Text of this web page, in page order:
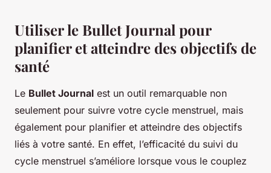
Utiliser le Bullet Journal pour
planifier et atteindre des objectifs de
santé
Le Bullet Journal est un outil remarquable non
seulement pour suivre votre cycle menstruel, mais
également pour planifier et atteindre des objectifs
liés à votre santé. En effet, l’efficacité du suivi du
cycle menstruel s’améliore lorsque vous le couplez